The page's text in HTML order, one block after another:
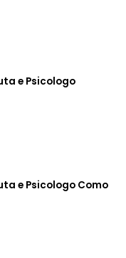
e Psicologo
e Psicologo Como